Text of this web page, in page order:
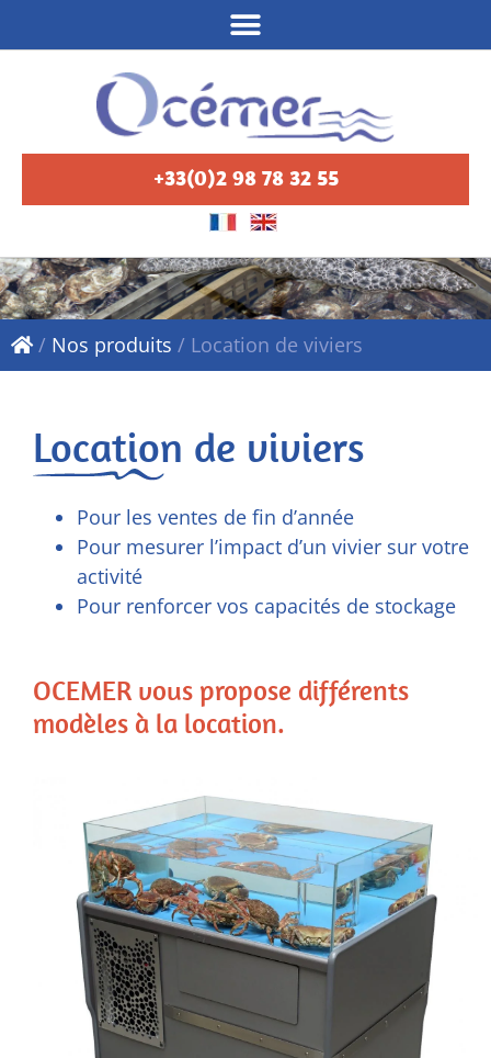
+33(0)2 98 78 32 55
/ Nos produits / Location de viviers
Location de viviers
Pour les ventes de fin d’année
Pour mesurer l’impact d’un vivier sur votre
activité
Pour renforcer vos capacités de stockage
OCEMER vous propose différents
modèles à la location.